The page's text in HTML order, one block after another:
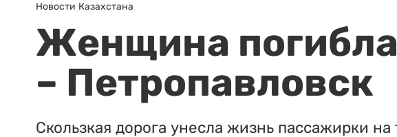
Новости Казахстана
Женщина
– Петропавловск
Скользкая дорога унесла жизнь пассажирки